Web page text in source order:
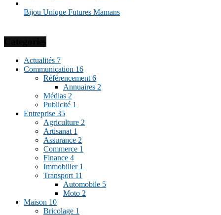
Bijou Unique Futures Mamans
Actualités 7
Communication 16
Référencement 6
Annuaires 2
Médias 2
Publicité 1
Entreprise 35
Agriculture 2
Artisanat 1
Assurance 2
Commerce 1
Finance 4
Immobilier 1
Transport 11
Automobile 5
Moto 2
Maison 10
Bricolage 1